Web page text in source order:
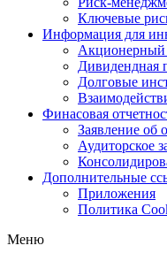
Ключевые
Информация для
Акционерный
Дивидендная
Долговые
Финасовая
Заявление об
Аудиторское
Дополнительные
Приложения
Политика
Меню